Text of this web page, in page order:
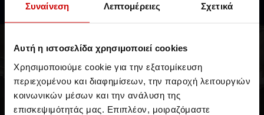
Συναίνεση Λεπτομέρειες Σχετικά
Αυτή η ιστοσελίδα χρησιμοποιεί cookies
Χρησιμοποιούμε cookie για την εξατομίκευση
περιεχομένου και διαφημίσεων, την παροχή λειτουργιών
κοινωνικών μέσων και την ανάλυση της
επισκεψιμότητάς μας. Επιπλέον, μοιραζόμαστε
Τελειόφοιτοι παρουσιάζουν τις πτυχιακές τους εργασίες
Νέα & Blog Νέα Events